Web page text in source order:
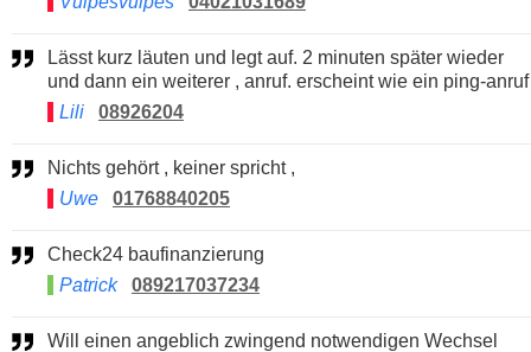
Lässt kurz läuten und legt auf. 2 minuten später wieder
und dann ein weiterer , anruf. erscheint wie ein ping-anruf
Lili
08926204
Nichts gehört , keiner spricht ,
Uwe
01768840205
Check24 baufinanzierung
Patrick
089217037234
Will einen angeblich zwingend notwendigen Wechsel